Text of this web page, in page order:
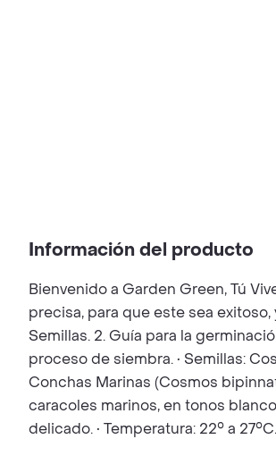
Información del producto
Bienvenido a Garden Green, Tú
precisa, para que este sea
Semillas. 2. Guía para la
proceso de siembra. • Semillas:
Conchas Marinas (Cosmos
caracoles marinos, en tonos
delicado. • Temperatura: 22° a